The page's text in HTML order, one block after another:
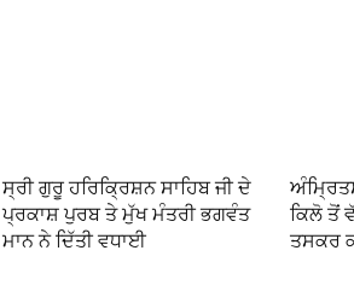
ਸ੍ਰੀ ਗੁਰੂ ਹਰਿਕ੍ਰਿਸ਼ਨ ਸਾਹਿਬ ਜੀ ਦੇ
ਪ੍ਰਕਾਸ਼ ਪੁਰਬ ਤੇ ਮੁੱਖ ਮੰਤਰੀ ਭਗਵੰਤ
ਮਾਨ ਨੇ ਦਿੱਤੀ ਵਧਾਈ
ਕਿਲੋ ਤੋਂ
ਤਸਕਰ